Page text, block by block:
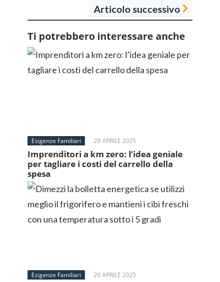
Articolo successivo
Ti potrebbero interessare anche
Esigenze Familiari 28 APRILE 2025
Imprenditori a km zero: l’idea geniale
per tagliare i costi del carrello della
spesa
Esigenze Familiari 26 APRILE 2025